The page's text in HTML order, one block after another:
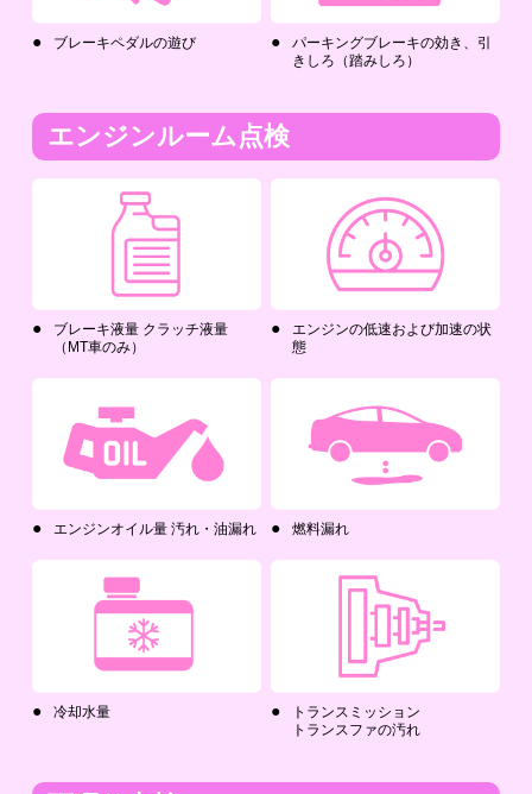
ブレーキペダルの遊び
パーキングブレーキの効き、引
きしろ（踏みしろ）
エンジンルーム点検
ブレーキ液量 クラッチ液量
（MT車のみ）
エンジンの低速および加速の状
態
エンジンオイル量 汚れ・油漏れ 燃料漏れ
冷却水量
トランスミッション
トランスファの汚れ